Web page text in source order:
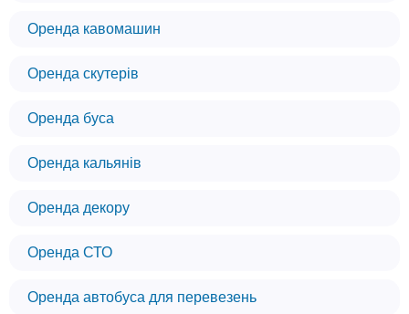
Оренда кавомашин
Оренда скутерів
Оренда буса
Оренда кальянів
Оренда декору
Оренда СТО
Оренда автобуса для перевезень